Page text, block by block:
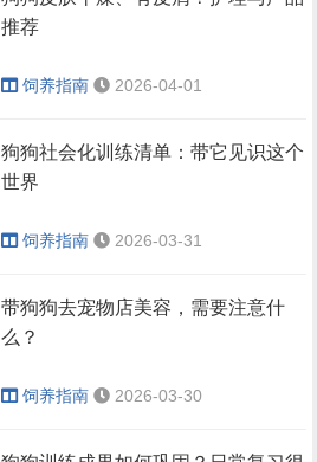
推荐
饲养指南 2026-04-01
狗狗社会化训练清单：带它见识这个
世界
饲养指南 2026-03-31
带狗狗去宠物店美容，需要注意什
么？
饲养指南 2026-03-30